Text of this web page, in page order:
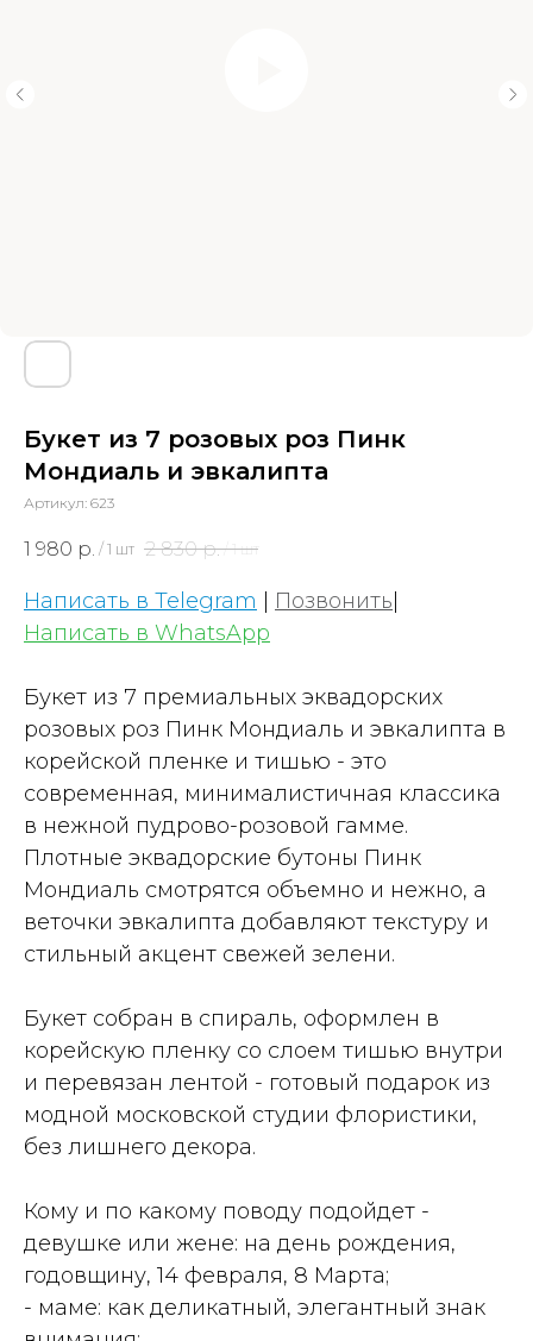
Букет из 7 розовых роз Пинк
Мондиаль и эвкалипта
Артикул: 623
1 980 р. / 1 шт 2 830 р. / 1 шт
Написать в Telegram Позвонить
Написать в WhatsApp
Букет из 7 премиальных эквадорских
розовых роз Пинк Мондиаль и эвкалипта в
корейской пленке и тишью - это
современная, минималистичная классика
в нежной пудрово-розовой гамме.
Плотные эквадорские бутоны Пинк
Мондиаль смотрятся объемно и нежно, а
веточки эвкалипта добавляют текстуру и
стильный акцент свежей зелени.
Букет собран в спираль, оформлен в
корейскую пленку со слоем тишью внутри
и перевязан лентой - готовый подарок из
модной московской студии флористики,
без лишнего декора.
Кому и по какому поводу подойдет -
девушке или жене: на день рождения,
годовщину, 14 февраля, 8 Марта;
- маме: как деликатный, элегантный знак